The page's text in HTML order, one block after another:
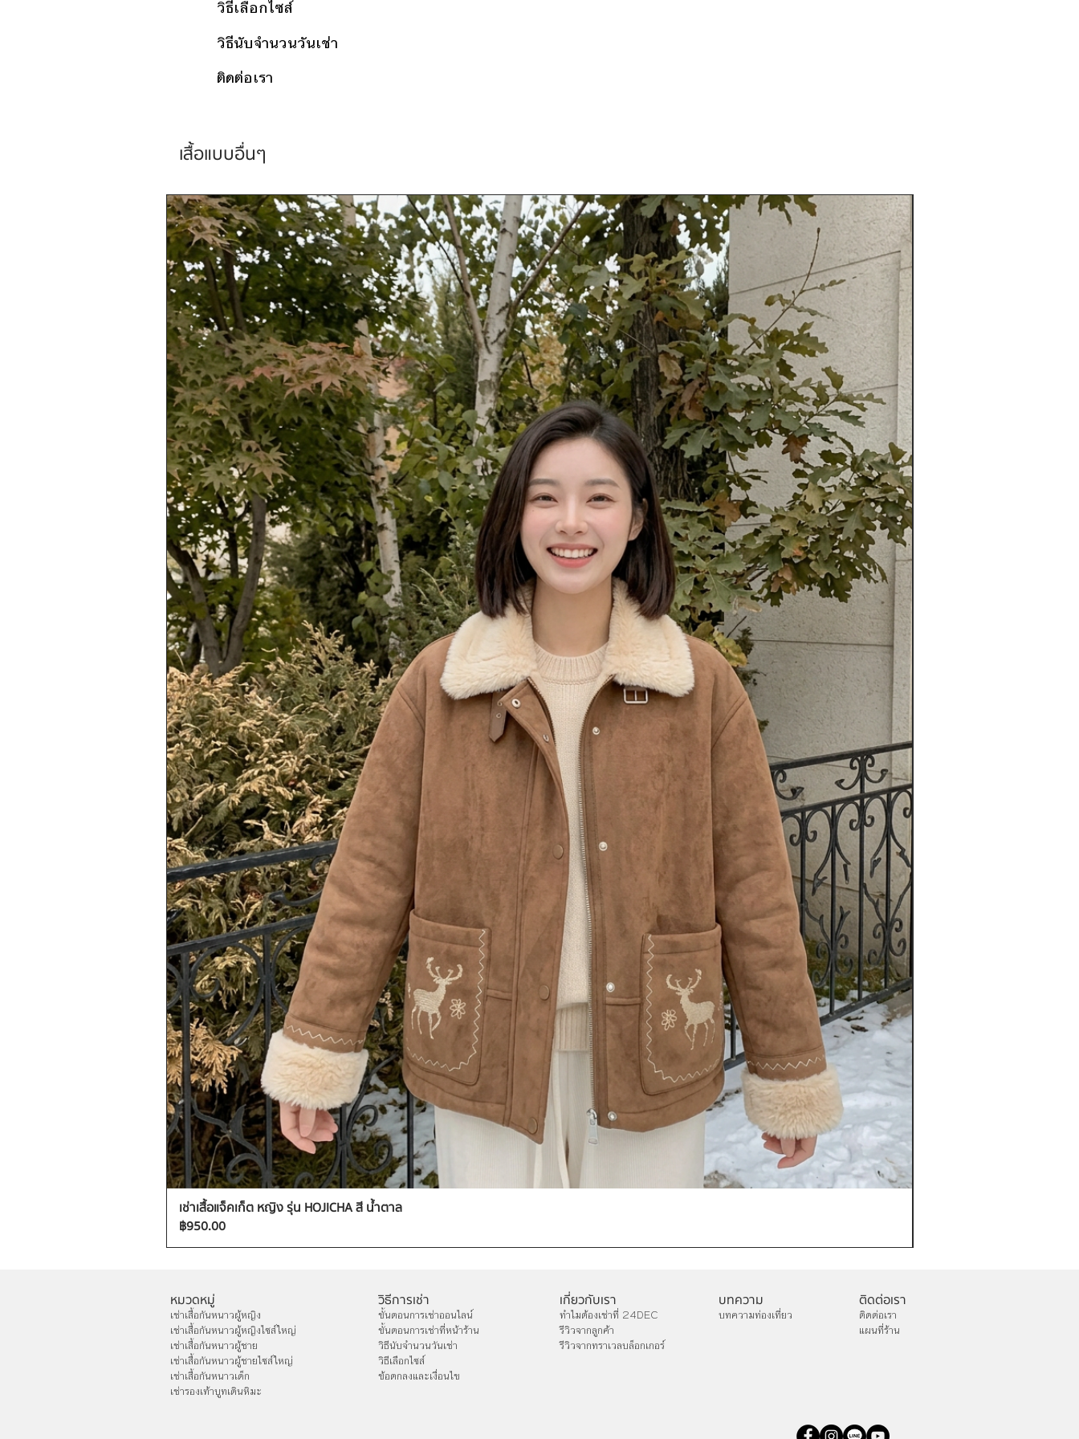
วิธีเลือกไซส์
วิธีนับจำนวนวันเช่า
ติดต่อเรา
เสื้อแบบอื่นๆ
เช่าเสื้อแจ็คเก็ต หญิง รุ่น HOJICHA สี น้ำตาล
ราคา
฿950.00
หมวดหมู่
เช่าเสื้อกันหนาวผู้หญิง
เช่าเสื้อกันหนาวผู้หญิงไซส์ใหญ่
เช่าเสื้อกันหนาวผู้ชาย
เช่าเสื้อกันหนาวผู้ชายไซส์ใหญ่
เช่าเสื้อกันหนาวเด็ก
เช่ารองเท้าบูทเดินหิมะ
วิธีการเช่า
ขั้นตอนการเช่าออนไลน์
ขั้นตอนการเช่าที่หน้าร้าน
วิธีนับจำนวนวันเช่า
วิธีเลือกไซส์
ข้อตกลงและเงื่อนไข
เกี่ยวกับเรา
ทำไมต้องเช่าที่ 24DEC
รีวิวจากลูกค้า
รีวิวจากทราเวลบล็อกเกอร์
บทความ
บทความท่องเที่ยว
ติดต่อเรา
ติดต่อเรา
แผนที่ร้าน